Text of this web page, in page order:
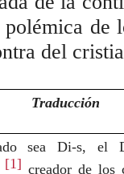
de
del
Traducción
sea Di-s, el
[1] creador de los